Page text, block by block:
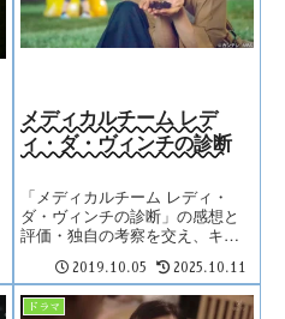
メディカルチーム レデ
ィ・ダ・ヴィンチの診断
「メディカルチーム レディ・
ダ・ヴィンチの診断」の感想と
評価・独自の考察を交え、キャ
2019.10.05 2025.10.11
ドラマ